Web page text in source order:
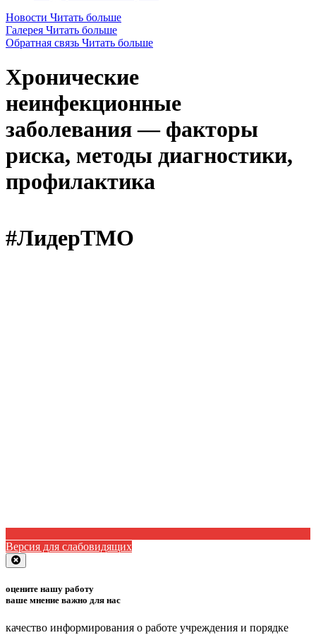
Новости Читать больше
Галерея Читать больше
Обратная связь Читать больше
Хронические
неинфекционные
заболевания — факторы
риска, методы диагностики,
профилактика
#ЛидерТМО
Версия для слабовидящих
Close
оцените нашу работу
ваше мнение важно для нас
качество информирования о работе учреждения и порядке